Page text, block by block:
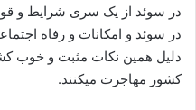
در سوئد از یک سری شرایط و
در سوئد و امکانات و رفاه
دلیل همین نکات مثبت و خوب
کشور مهاجرت میکنند.